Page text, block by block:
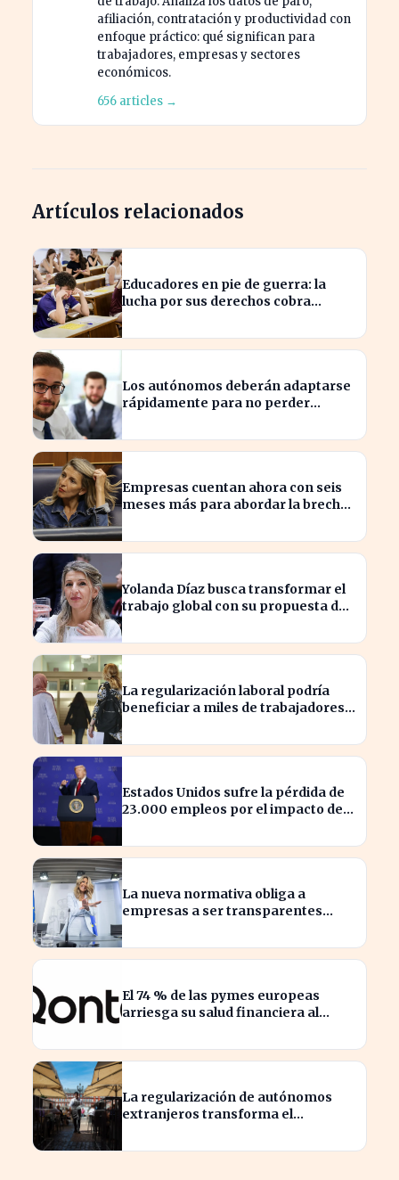
afiliación, contratación y productividad con
enfoque práctico: qué significan para
trabajadores, empresas y sectores
económicos.
656 articles →
Artículos relacionados
Educadores en pie de guerra: la
lucha por sus derechos cobra
Los autónomos deberán adaptarse
rápidamente para no perder
Empresas cuentan ahora con seis
meses más para abordar la brecha
confidencialidad
Yolanda Díaz busca transformar el
trabajo global con su propuesta de
La regularización laboral podría
beneficiar a miles de trabajadores
Estados Unidos sufre la pérdida de
23.000 empleos por el impacto de
La nueva normativa obliga a
empresas a ser transparentes
en puestos similares
El 74 % de las pymes europeas
arriesga su salud financiera al
La regularización de autónomos
extranjeros transforma el